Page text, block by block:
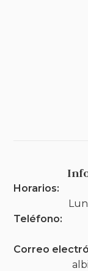
Horarios:
Teléfono:
Correo